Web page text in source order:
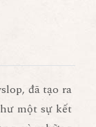
đã tạo ra
một sự kết